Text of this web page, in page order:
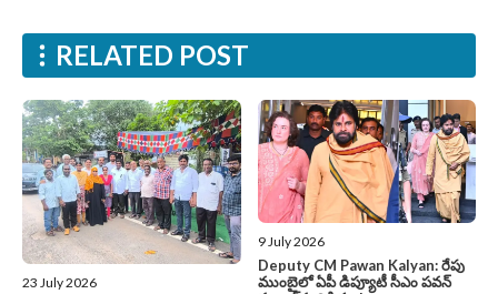
RELATED POST
23 July 2026
9 July 2026
Deputy CM Pawan Kalyan: రేపు
ముంబైలో ఏపీ డిప్యూటీ సీఎం పవన్‌